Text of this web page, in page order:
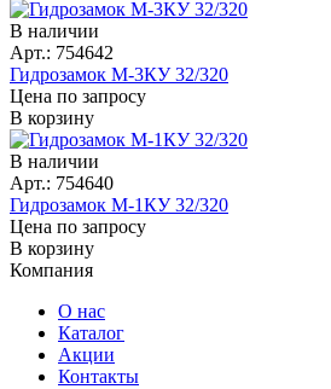
В наличии
Арт.: 754642
Гидрозамок М-3КУ 32/320
Цена по запросу
В корзину
В наличии
Арт.: 754640
Гидрозамок М-1КУ 32/320
Цена по запросу
В корзину
Компания
О нас
Каталог
Акции
Контакты